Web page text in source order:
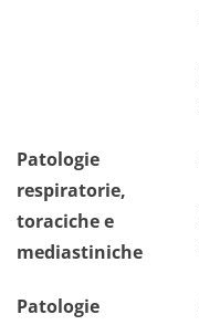
Patologie
respiratorie,
toraciche e
mediastiniche
Patologie